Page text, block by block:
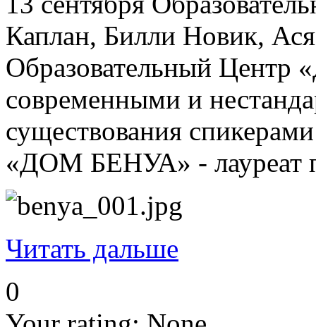
Каплан, Билли Новик,
Образовательный Центр
современными и
существования
«ДОМ БЕНУА» - лауреат
Читать дальше
0